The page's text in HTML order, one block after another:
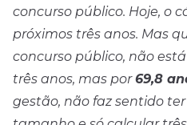
concurso público. Hoje, o
próximos três anos. Mas
concurso público, não
três anos, mas por69,8
gestão, não faz sentido